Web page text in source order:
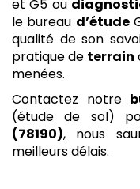
et G5 ou
le bureau d’étude
qualité de son
pratique de terrain
menées.
Contactez notre
(étude de sol)
(78190), nous
meilleurs délais.